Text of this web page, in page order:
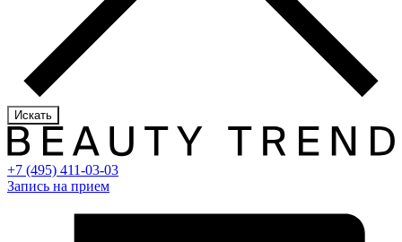
Искать
+7 (495) 411-03-03
Запись на прием